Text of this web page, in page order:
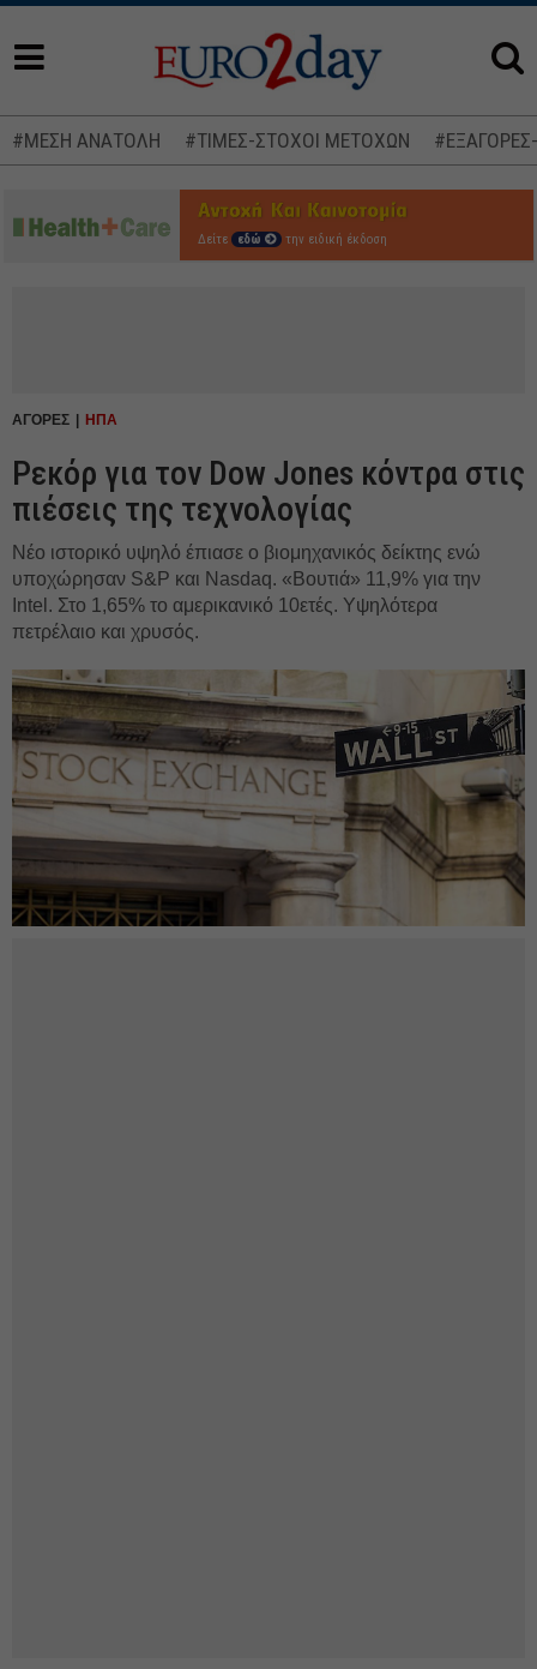
#ΜΕΣΗ ΑΝΑΤΟΛΗ #ΤΙΜΕΣ-ΣΤΟΧΟΙ ΜΕΤΟΧΩΝ
Δείτε εδώ την ειδική έκδοση
ΑΓΟΡΕΣ ΗΠΑ
Ρεκόρ για τον Dow Jones κόντρα στις
πιέσεις της τεχνολογίας
Νέο ιστορικό υψηλό έπιασε ο βιομηχανικός δείκτης ενώ
υποχώρησαν S&P και Nasdaq. «Βουτιά» 11,9% για την
Intel. Στο 1,65% το αμερικανικό 10ετές. Υψηλότερα
πετρέλαιο και χρυσός.